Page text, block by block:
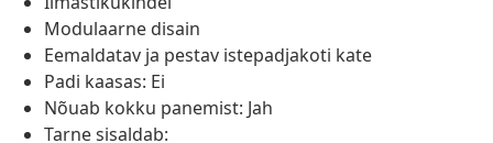
Modulaarne disain
Eemaldatav ja pestav istepadjakoti kate
Padi kaasas: Ei
Nõuab kokku panemist: Jah
Tarne sisaldab: